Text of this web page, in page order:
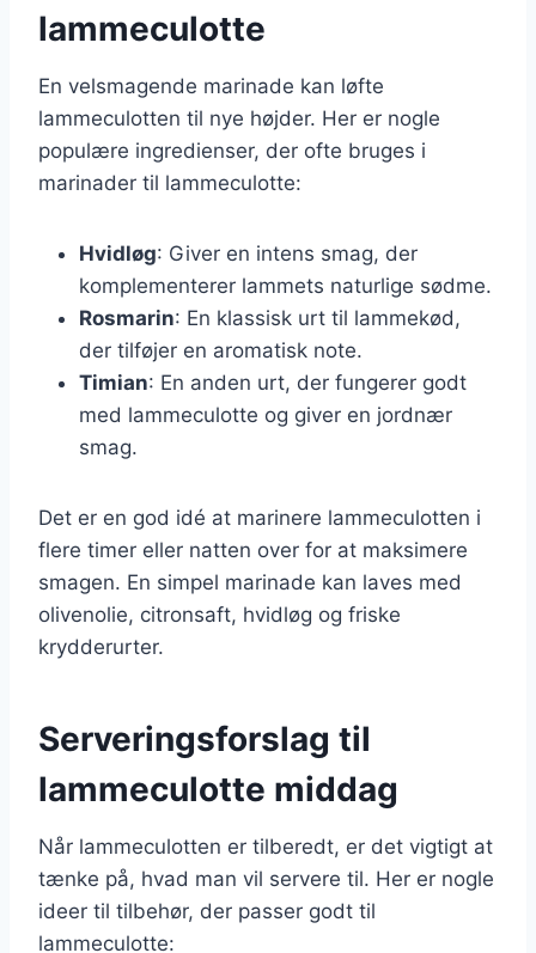
lammeculotte
En velsmagende marinade kan løfte
lammeculotten til nye højder. Her er nogle
populære ingredienser, der ofte bruges i
marinader til lammeculotte:
Hvidløg: Giver en intens smag, der
komplementerer lammets naturlige sødme.
Rosmarin: En klassisk urt til lammekød,
der tilføjer en aromatisk note.
Timian: En anden urt, der fungerer godt
med lammeculotte og giver en jordnær
smag.
Det er en god idé at marinere lammeculotten i
flere timer eller natten over for at maksimere
smagen. En simpel marinade kan laves med
olivenolie, citronsaft, hvidløg og friske
krydderurter.
Serveringsforslag til
lammeculotte middag
Når lammeculotten er tilberedt, er det vigtigt at
tænke på, hvad man vil servere til. Her er nogle
ideer til tilbehør, der passer godt til
lammeculotte: